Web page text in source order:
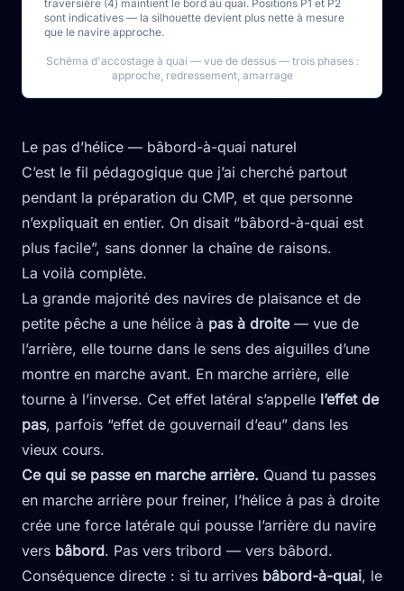
traversière (4) maintient le bord au quai. Positions P1 et P2
sont indicatives — la silhouette devient plus nette à mesure
que le navire approche.
Schéma d'accostage à quai — vue de dessus — trois phases :
approche, redressement, amarrage
Le pas d’hélice — bâbord-à-quai naturel
C’est le fil pédagogique que j’ai cherché partout
pendant la préparation du CMP, et que personne
n’expliquait en entier. On disait “bâbord-à-quai est
plus facile”, sans donner la chaîne de raisons.
La voilà complète.
La grande majorité des navires de plaisance et de
petite pêche a une hélice à pas à droite— vue de
l’arrière, elle tourne dans le sens des aiguilles d’une
montre en marche avant. En marche arrière, elle
tourne à l’inverse. Cet effet latéral s’appelle l’effet de
pas, parfois “effet de gouvernail d’eau” dans les
vieux cours.
Ce qui se passe en marche arrière. Quand tu passes
en marche arrière pour freiner, l’hélice à pas à droite
crée une force latérale qui pousse l’arrière du navire
vers bâbord. Pas vers tribord — vers bâbord.
Conséquence directe : si tu arrives bâbord-à-quai, le